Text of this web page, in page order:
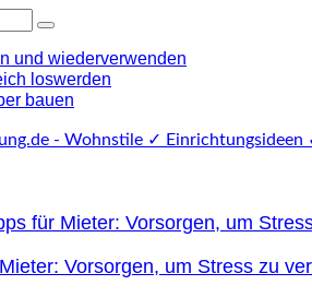
und wiederverwenden
loswerden
bauen
Vorsorgen, um Stress zu